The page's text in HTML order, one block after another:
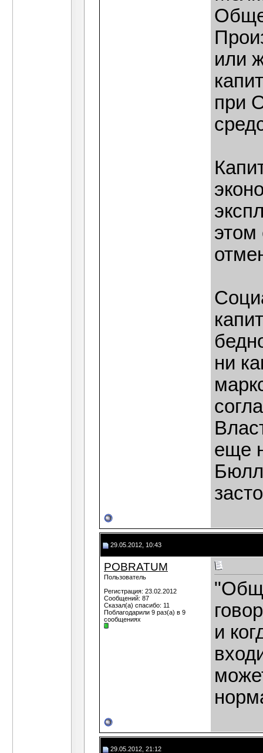
или
при
этом
ни
еще
29.05.2012, 10:43
POBRATUM
Пользователь
Регистрация: 23.02.2012
Сообщений: 87
Сказал(а) спасибо: 11
Поблагодарили 9 раз(а) в 9
сообщениях
и
29.05.2012, 21:12